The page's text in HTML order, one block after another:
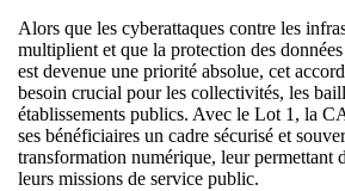
Alors que les cyberattaques contre les
multiplient et que la protection des
est devenue une priorité absolue, cet
besoin crucial pour les collectivités, les
établissements publics. Avec le Lot 1, la
ses bénéficiaires un cadre sécurisé et
transformation numérique, leur permettant
leurs missions de service public.